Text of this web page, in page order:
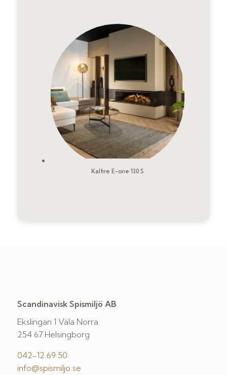
Kalfire E-one 130 S
Scandinavisk Spismiljö AB
Ekslingan 1 Väla Norra
254 67 Helsingborg
042-12 69 50
info@spismiljo.se